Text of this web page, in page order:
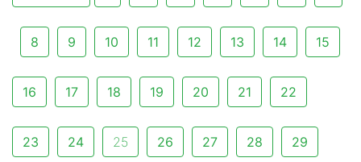
8 9 10 11 12 13 14 15
16 17 18 19 20 21 22
23 24 25 26 27 28 29